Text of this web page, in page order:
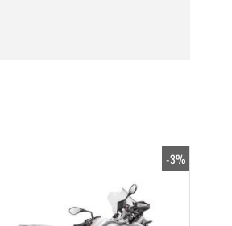
-3%